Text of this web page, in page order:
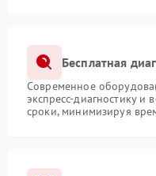
Бесплатная
Современное
экспресс-диагностику и
сроки, минимизируя